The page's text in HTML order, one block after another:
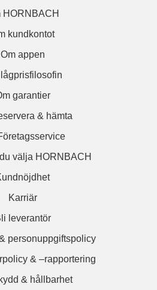
HORNBACH
kundkontot
Om appen
garantier
& hämta
välja HORNBACH
Karriär
leverantör
personuppgiftspolicy
& –rapportering
& hållbarhet